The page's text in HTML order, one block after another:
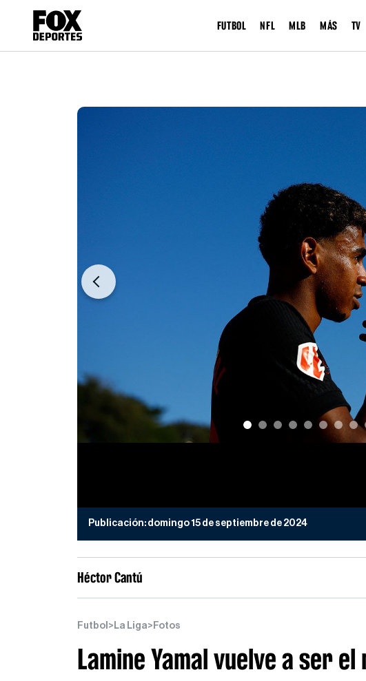
FUTBOL NFL MLB MÁS TV
Previous
Publicación: domingo 15 de septiembre de 2024
Héctor Cantú
Futbol > La Liga> Fotos
Lamine Yamal vuelve a ser